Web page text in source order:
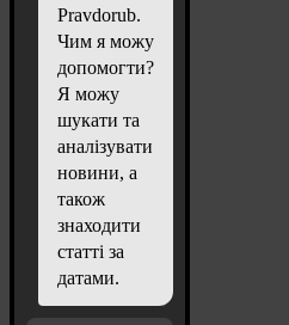
Pravdorub.
Чим я можу
допомогти?
Я можу
шукати та
аналізувати
новини, а
також
знаходити
статті за
датами.